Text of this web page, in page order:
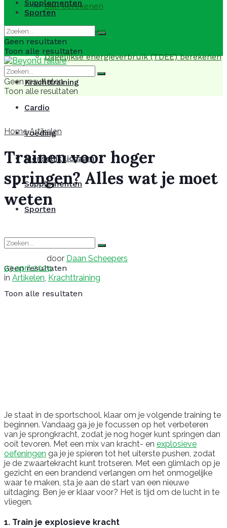
BMI berekenen
BMR berekenen
Dagelijkse energieverbruik (TDEE) berekenen
Krachttraining
Cardio
Voeding
Menselijk lichaam
Supplementen
Sporten
Geen resultaten
Toon alle resultaten
Supplementen
Sporten
Geen resultaten
Toon alle resultaten
Geen resultaten
Toon alle resultaten
Home Artikelen
Trainen voor hoger
springen? Alles wat je moet
weten
door Daan Scheepers
23 april 2024
in Artikelen, Krachttraining
Je staat in de sportschool, klaar om je volgende training te
beginnen. Vandaag ga je je focussen op het verbeteren
van je sprongkracht, zodat je nog hoger kunt springen dan
ooit tevoren. Met een mix van kracht- en explosieve
oefeningen ga je je spieren tot het uiterste pushen, zodat
je de zwaartekracht kunt trotseren. Met een glimlach op je
gezicht en een brandend verlangen om het onmogelijke
waar te maken, sta je aan de start van een nieuwe
uitdaging. Ben je er klaar voor? Het is tijd om de lucht in te
vliegen.
1. Train je explosieve kracht